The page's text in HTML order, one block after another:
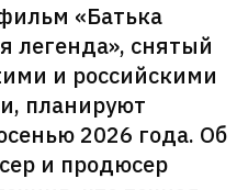
«Батька
легенда», снятый
и российскими
планируют
2026 года. Об
и продюсер
с
7